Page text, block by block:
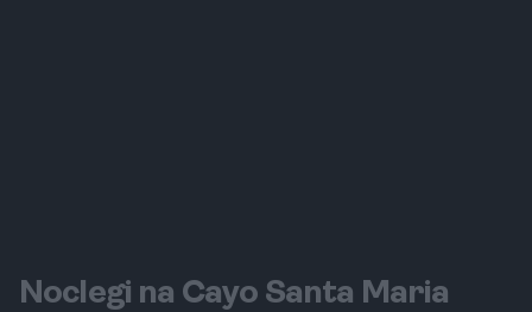
Noclegi na Cayo Santa Maria